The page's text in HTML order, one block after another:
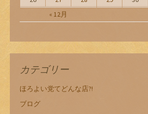
« 12月
カテゴリー
ほろよい党てどんな店?!
ブログ